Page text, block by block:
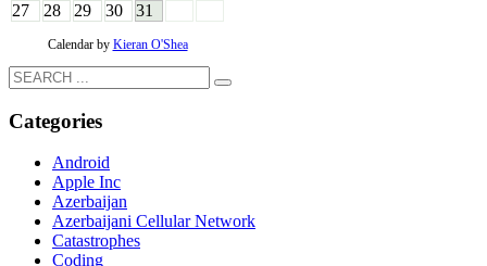
27
28 29 30 31
Calendar by Kieran O'Shea
Categories
Android
Apple Inc
Azerbaijan
Azerbaijani Cellular Network
Catastrophes
Coding